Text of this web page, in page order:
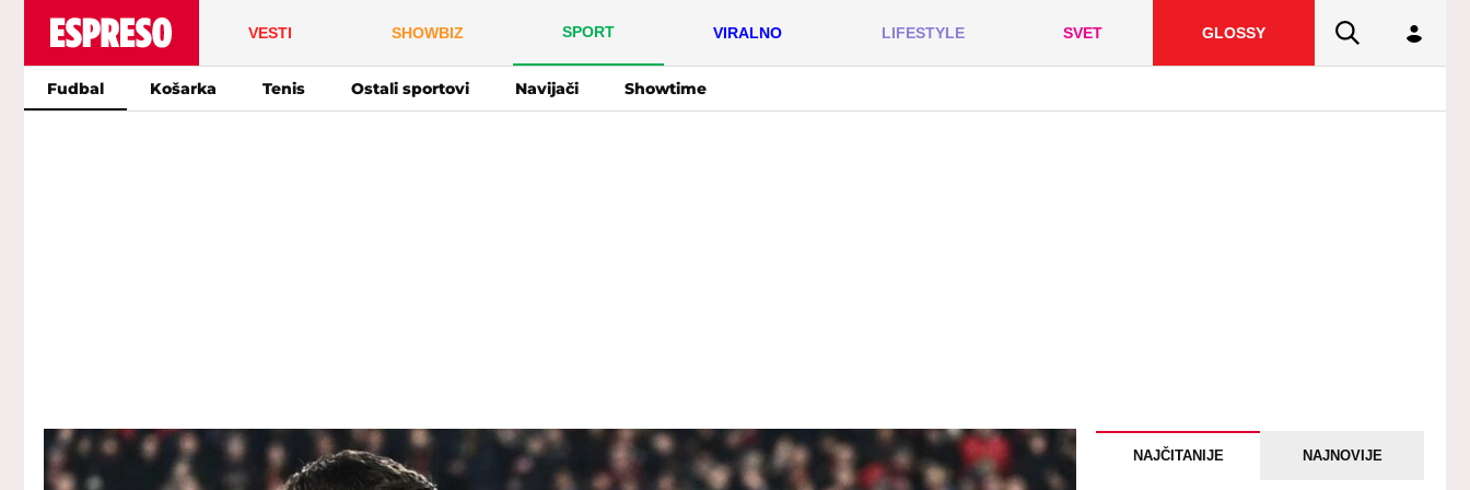
VESTI SHOWBIZ SPORT VIRALNO LIFESTYLE SVET GLOSSY
Fudbal Košarka Tenis Ostali sportovi Navijači Showtime
NAJČITANIJE NAJNOVIJE